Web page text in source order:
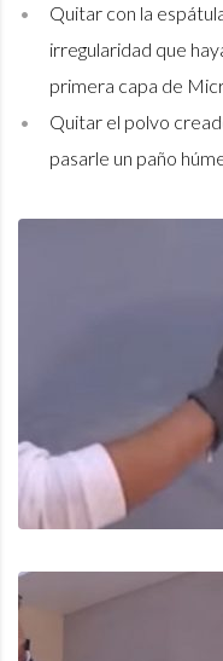
Quitar con la
irregularidad que
primera capa de
Quitar el polvo
pasarle un paño